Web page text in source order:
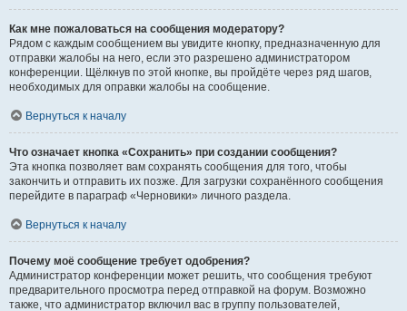
Как мне пожаловаться на сообщения модератору?
Рядом с каждым сообщением вы увидите кнопку, предназначенную для
отправки жалобы на него, если это разрешено администратором
конференции. Щёлкнув по этой кнопке, вы пройдёте через ряд шагов,
необходимых для оправки жалобы на сообщение.
Вернуться к началу
Что означает кнопка «Сохранить» при создании сообщения?
Эта кнопка позволяет вам сохранять сообщения для того, чтобы
закончить и отправить их позже. Для загрузки сохранённого сообщения
перейдите в параграф «Черновики» личного раздела.
Вернуться к началу
Почему моё сообщение требует одобрения?
Администратор конференции может решить, что сообщения требуют
предварительного просмотра перед отправкой на форум. Возможно
также, что администратор включил вас в группу пользователей,